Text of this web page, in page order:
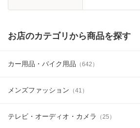
お店のカテゴリから商品を探す
カー用品・バイク用品 （642 ）
メンズファッション （41 ）
テレビ・オーディオ・カメラ （ 25 ）